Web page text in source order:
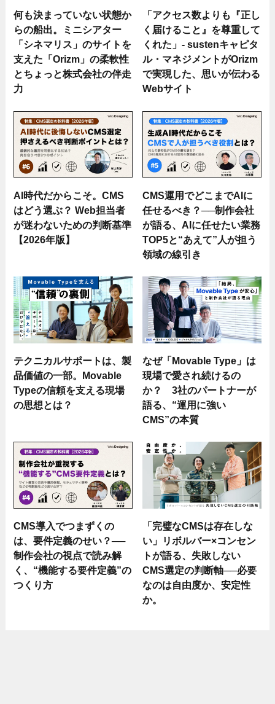
何も決まっていない状態か
らの船出。ミニシアター
「シネマリス」のサイトを
支えた「Orizm」の柔軟性
とちょっと株式会社の伴走
力
「アクセス数よりも『正し
く届けること』を尊重して
くれた」- sustenキャピタ
ル・マネジメントがOrizm
で実現した、思いが伝わる
Webサイト
AI時代だからこそ。CMS
はどう選ぶ？ Web担当者
が迷わないための判断基準
【2026年版】
CMS運用でどこまでAIに
任せるべき？──制作会社
が語る、AIに任せたい業務
TOP5と“あえて”人が担う
領域の線引き
テクニカルサポートは、製
品価値の一部。Movable
Typeの信頼を支える現場
の思想とは？
なぜ「Movable Type」は
現場で愛され続けるの
か？ 3社のパートナーが
語る、“運用に強い
CMS”の本質
CMS導入でつまずくの
は、要件定義のせい？──
制作会社の視点で読み解
く、“機能する要件定義”の
つくり方
「完璧なCMSは存在しな
い」リボルバー×コンセン
トが語る、失敗しない
CMS選定の判断軸──必要
なのは自由度か、安定性
か。